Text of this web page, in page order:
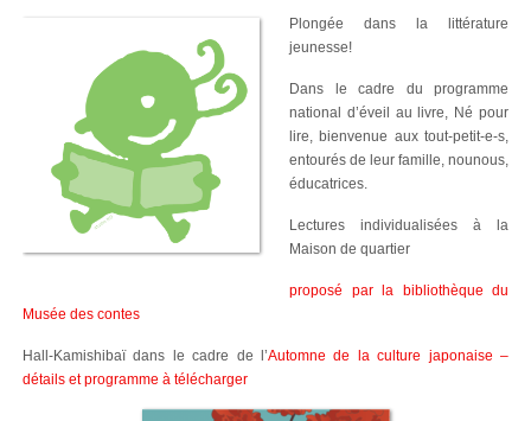
Plongée dans la littérature
jeunesse!
Dans le cadre du programme
national d’éveil au livre, Né pour
lire, bienvenue aux tout-petit-e-s,
entourés de leur famille, nounous,
éducatrices.
Lectures individualisées à la
Maison de quartier
proposé par la bibliothèque du
Musée des contes
Hall-Kamishibaï dans le cadre de l’Automne de la culture japonaise –
détails et programme à télécharger